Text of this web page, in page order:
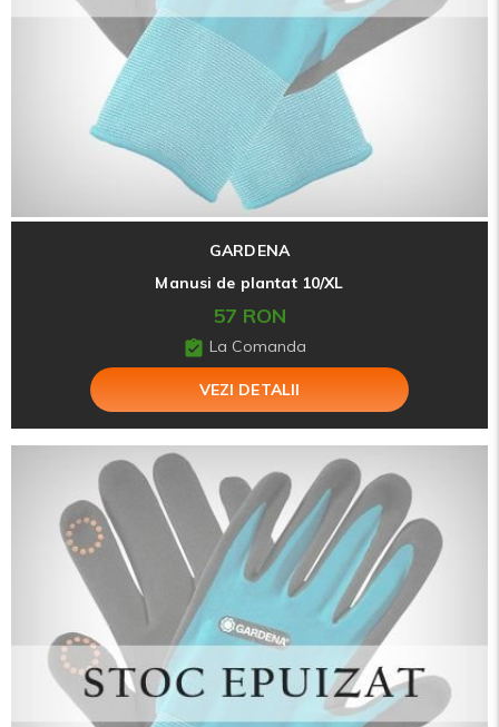
GARDENA
Manusi de plantat 10/XL
57 RON
La Comanda
VEZI DETALII